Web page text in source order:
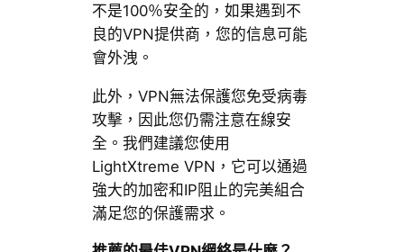
不是100％安全的，如果遇到不
良的VPN提供商，您的信息可能
會外洩。
此外，VPN無法保護您免受病毒
攻擊，因此您仍需注意在線安
全。我們建議您使用
LightXtreme VPN，它可以通過
強大的加密和IP阻止的完美組合
滿足您的保護需求。